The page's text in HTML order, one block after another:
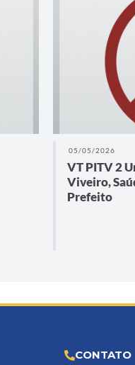
05/05/2026
VT PITV 2
Viveiro,
Prefeito
CONTATO